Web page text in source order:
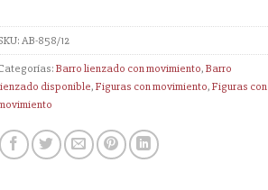
AB-858/12
Barro lienzado con movimiento,Barro
disponible,Figuras con movimiento,Figuras con